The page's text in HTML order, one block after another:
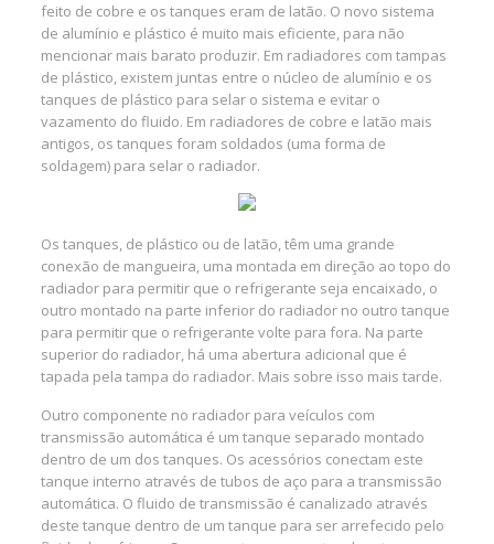
feito de cobre e os tanques eram de latão. O novo sistema
de alumínio e plástico é muito mais eficiente, para não
mencionar mais barato produzir. Em radiadores com tampas
de plástico, existem juntas entre o núcleo de alumínio e os
tanques de plástico para selar o sistema e evitar o
vazamento do fluido. Em radiadores de cobre e latão mais
antigos, os tanques foram soldados (uma forma de
soldagem) para selar o radiador.
Os tanques, de plástico ou de latão, têm uma grande
conexão de mangueira, uma montada em direção ao topo do
radiador para permitir que o refrigerante seja encaixado, o
outro montado na parte inferior do radiador no outro tanque
para permitir que o refrigerante volte para fora. Na parte
superior do radiador, há uma abertura adicional que é
tapada pela tampa do radiador. Mais sobre isso mais tarde.
Outro componente no radiador para veículos com
transmissão automática é um tanque separado montado
dentro de um dos tanques. Os acessórios conectam este
tanque interno através de tubos de aço para a transmissão
automática. O fluido de transmissão é canalizado através
deste tanque dentro de um tanque para ser arrefecido pelo